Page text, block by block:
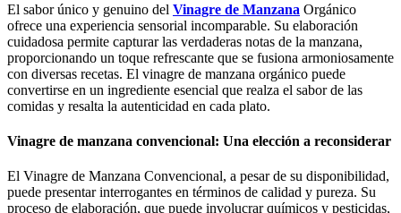
El sabor único y genuino del Vinagre de Manzana Orgánico
ofrece una experiencia sensorial incomparable. Su elaboración
cuidadosa permite capturar las verdaderas notas de la manzana,
proporcionando un toque refrescante que se fusiona armoniosamente
con diversas recetas. El vinagre de manzana orgánico puede
convertirse en un ingrediente esencial que realza el sabor de las
comidas y resalta la autenticidad en cada plato.
Vinagre de manzana convencional: Una elección a reconsiderar
El Vinagre de Manzana Convencional, a pesar de su disponibilidad,
puede presentar interrogantes en términos de calidad y pureza. Su
proceso de elaboración, que puede involucrar químicos y pesticidas,